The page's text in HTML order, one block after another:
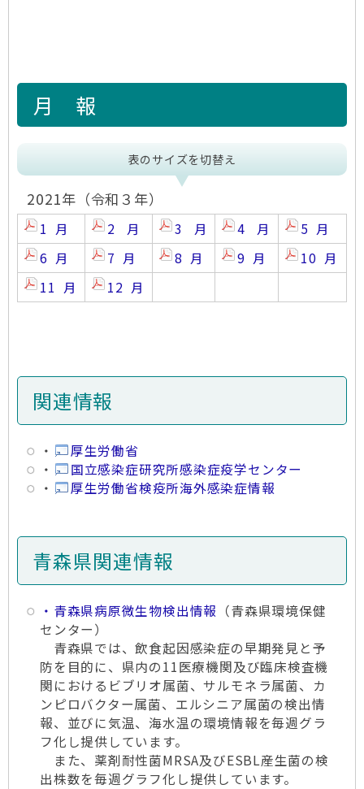
月 報
表のサイズを切替え
2021年（令和３年）
1 月 2 月 3 月 4 月
5 月
6 月
7 月 8 月 9 月
10 月
11 月
12 月
関連情報
・
厚生労働省
・
国立感染症研究所感染症疫学センター
・
厚生労働省検疫所海外感染症情報
青森県関連情報
・青森県病原微生物検出情報 （青森県環境保健
センター）
青森県では、飲食起因感染症の早期発見と予
防を目的に、県内の11医療機関及び臨床検査機
関におけるビブリオ属菌、サルモネラ属菌、カ
ンピロバクター属菌、エルシニア属菌の検出情
報、並びに気温、海水温の環境情報を毎週グラ
フ化し提供しています。
また、薬剤耐性菌MRSA及びESBL産生菌の検
出株数を毎週グラフ化し提供しています。